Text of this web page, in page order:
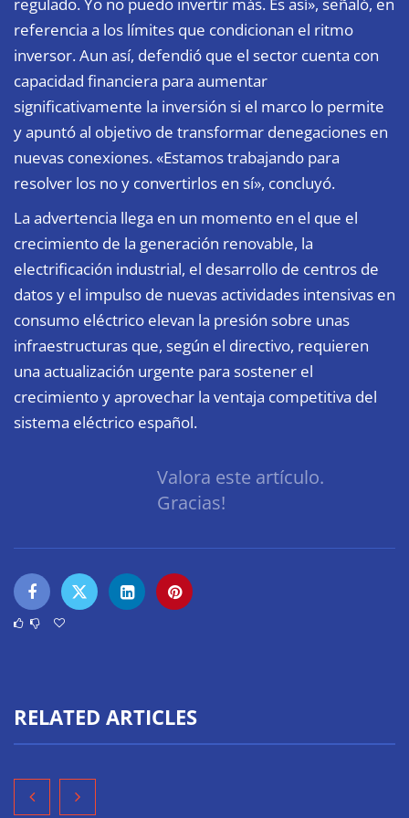
referencia a los límites que condicionan el ritmo
inversor. Aun así, defendió que el sector cuenta con
capacidad financiera para aumentar
significativamente la inversión si el marco lo permite
y apuntó al objetivo de transformar denegaciones en
nuevas conexiones. «Estamos trabajando para
resolver los no y convertirlos en sí», concluyó.
La advertencia llega en un momento en el que el
crecimiento de la generación renovable, la
electrificación industrial, el desarrollo de centros de
datos y el impulso de nuevas actividades intensivas en
consumo eléctrico elevan la presión sobre unas
infraestructuras que, según el directivo, requieren
una actualización urgente para sostener el
crecimiento y aprovechar la ventaja competitiva del
sistema eléctrico español.
Valora este artículo.
Gracias!
RELATED ARTICLES
‘El ransomware se puede vencer. No pagues el
rescate’: el nuevo libro de Juan Ricardo Palacio